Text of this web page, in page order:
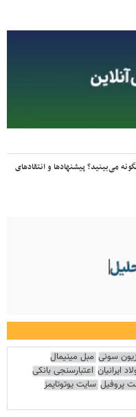
می‌بینید؟ پیشنهادها و انتقادهای
سونی مبل مینیمال
ایرانیان اعتبارسنجی بانکی
پروفیل سایت یوتوتایمز